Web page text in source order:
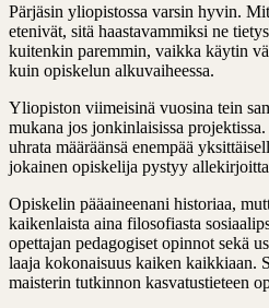
Pärjäsin yliopistossa varsin hyvin.
etenivät, sitä haastavammiksi ne
kuitenkin paremmin, vaikka käytin
kuin opiskelun alkuvaiheessa.
Yliopiston viimeisinä vuosina tein
mukana jos jonkinlaisissa
uhrata määräänsä enempää
jokainen opiskelija pystyy
Opiskelin pääaineenani historiaa,
kaikenlaista aina filosofiasta
opettajan pedagogiset opinnot sekä
laaja kokonaisuus kaiken kaikkiaan.
maisterin tutkinnon kasvatustieteen